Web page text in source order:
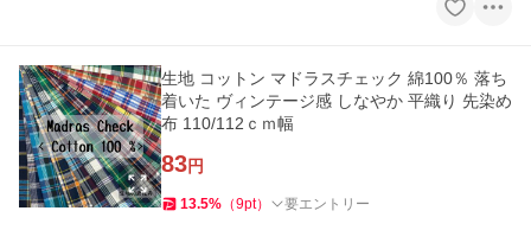
生地 コットン マドラスチェック 綿100％ 落ち
着いた ヴィンテージ感 しなやか 平織り 先染め
布 110/112ｃｍ幅
83円
13.5% （9pt） 要エントリー